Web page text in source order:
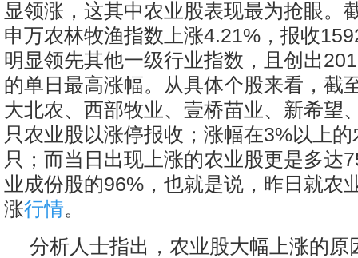
显领涨，这其中农业股表现最为抢眼。
申万农林牧渔指数上涨4.21%，报收
明显领先其他一级行业指数，且创出
的单日最高涨幅。从具体个股来看，截
大北农、西部牧业、壹桥苗业、新希望
只农业股以涨停报收；涨幅在3%以上
只；而当日出现上涨的农业股更是多达
业成份股的96%，也就是说，昨日就农
涨行情。
分析人士指出，农业股大幅上涨的原